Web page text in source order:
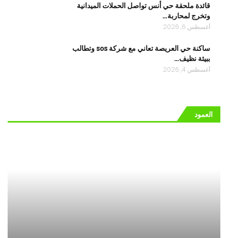
قائدة ملحقة حي أنس تواصل الحملات الميدانية
وتخرج لمحاربة…
أغسطس 6, 2026
ساكنة حي العريصة تعاني مع شركة sos وتطالب
ببيئة نظيف…
أغسطس 4, 2026
العمود